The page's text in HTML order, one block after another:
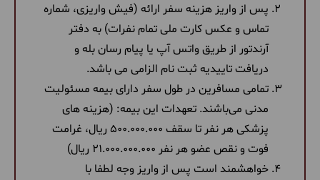
پس از واریز هزینه سفر ارائه (فیش واریزی، شماره
تماس و عکس کارت ملی تمام نفرات) به دفتر
آرندتور از طریق واتس آپ یا پیام رسان بله و
دریافت تاییدیه ثبت نام الزامی می باشد.
تمامی مسافرین در طول سفر دارای بیمه مسئولیت
مدنی می‌باشند. تعهدات این بیمه: (هزینه های
پزشکی هر نفر تا سقف 500.000.000 ریال، غرامت
فوت و نقص عضو هر نفر 21.000.000.000 ریال)
خواهشمند است پس از واریز وجه لطفا با